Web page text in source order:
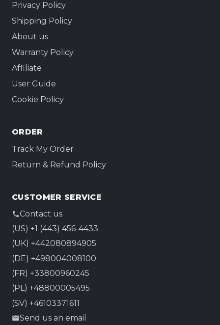
Privacy Policy
Shipping Policy
About us
Warranty Policy
Affiliate
User Guide
Cookie Policy
ORDER
Track My Order
Return & Refund Policy
CUSTOMER SERVICE
Contact us
(US) +1 (443) 456-4433
(UK) +442080894905
(DE) +498004008100
(FR) +33800960245
(PL) +48800005495
(SV) +46103371611
Send us an email